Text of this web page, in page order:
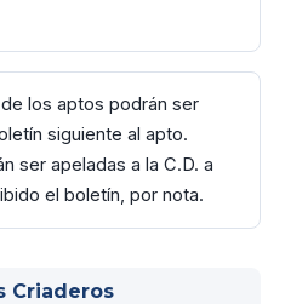
los aptos podrán ser
siguiente al apto.
ser apeladas a la C.D. a
el boletín, por nota.
Criaderos